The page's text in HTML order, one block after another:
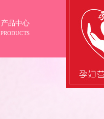
产品中心
PRODUCTS